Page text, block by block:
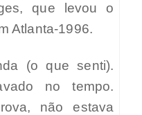
que levou o
Atlanta-1996.
(o que senti).
no tempo.
não estava